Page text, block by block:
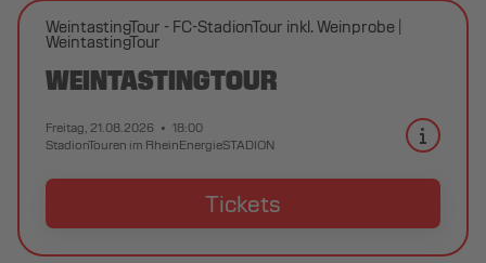
WeintastingTour - FC-StadionTour inkl. Weinprobe
WeintastingTour
WEINTASTINGTOUR
Freitag, 21.08.2026
18:00
StadionTouren im RheinEnergieSTADION
Tickets